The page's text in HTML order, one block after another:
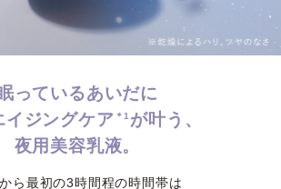
っているあいだに
イジングケア ＊1 が叶う、
夜用美容乳液。
ら最初の3時間程の時間帯は